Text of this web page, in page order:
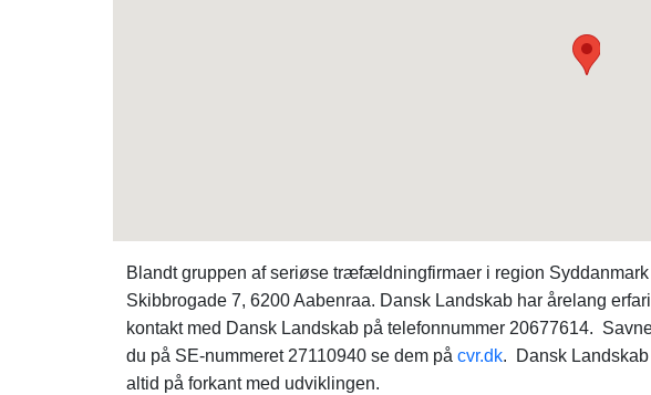
Blandt gruppen af seriøse træfældningfirmaer i region
Skibbrogade 7, 6200 Aabenraa. Dansk Landskab har årelang
kontakt med Dansk Landskab på telefonnummer 20677614.
du på SE-nummeret 27110940 se dem på cvr.dk. Dansk
altid på forkant med udviklingen.